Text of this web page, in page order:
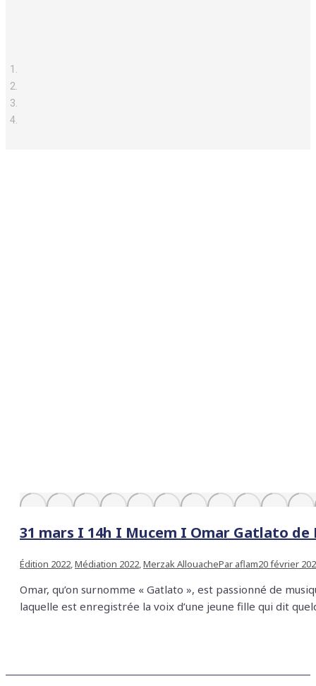
31 mars I 14h I Mucem I Omar Gatlato
Édition 2022,Médiation 2022,Merzak AllouachePar aflam20 février
Omar, qu’on surnomme « Gatlato », est passionné de
laquelle est enregistrée la voix d’une jeune fille qui dit